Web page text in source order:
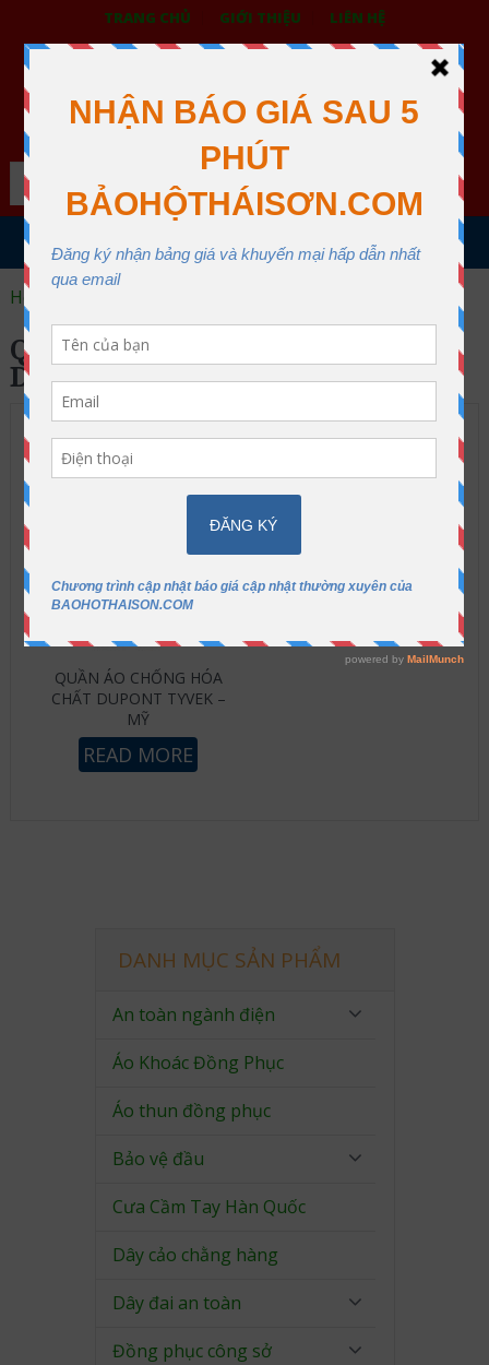
TRANG CHỦ GIỚI THIỆU LIÊN HỆ
BẢO HỘ LAO ĐỘNG THÁI SƠN
XƯỞNG MAY THÁI SƠN QUẬN 12
Search
MENU
Home
QUẦN ÁO CHỐNG HÓA CHẤT
DUPONT TYVEK
QUẦN ÁO CHỐNG HÓA
CHẤT DUPONT TYVEK –
MỸ
READ MORE
DANH MỤC SẢN PHẨM
An toàn ngành điện
Áo Khoác Đồng Phục
Áo thun đồng phục
Bảo vệ đầu
Cưa Cầm Tay Hàn Quốc
Dây cảo chằng hàng
Dây đai an toàn
Đồng phục công sở